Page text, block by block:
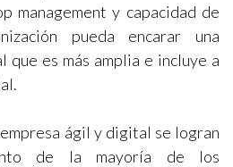
management y capacidad de
pueda encarar una
que es más amplia e incluye a
empresa ágil y digital se logran
de la mayoría de los